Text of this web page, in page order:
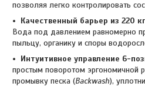
позволяя легко контролировать
Качественный барьер из 220
Вода под давлением равномерно
пыльцу, органику и споры
Интуитивное управление 6-
простым поворотом эргономичной
промывку песка (Backwash),